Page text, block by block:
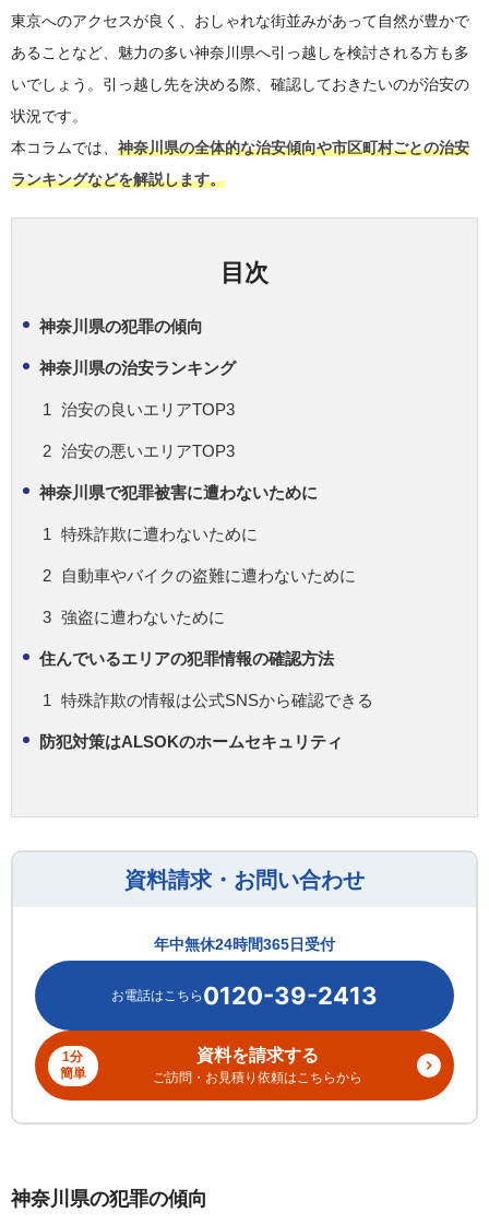
東京へのアクセスが良く、おしゃれな街並みがあって自然が豊かで
あることなど、魅力の多い神奈川県へ引っ越しを検討される方も多
いでしょう。引っ越し先を決める際、確認しておきたいのが治安の
状況です。
本コラムでは、 神奈川県の全体的な治安傾向や市区町村ごとの治安
ランキングなどを解説します。
目次
神奈川県の犯罪の傾向
神奈川県の治安ランキング
治安の良いエリアTOP3
治安の悪いエリアTOP3
神奈川県で犯罪被害に遭わないために
特殊詐欺に遭わないために
自動車やバイクの盗難に遭わないために
強盗に遭わないために
住んでいるエリアの犯罪情報の確認方法
特殊詐欺の情報は公式SNSから確認できる
防犯対策はALSOKのホームセキュリティ
資料請求・お問い合わせ
0120-39-2413
年中無休24時間365日受付
1分
簡単
資料を請求する
ご訪問・お見積り依頼はこちらから
神奈川県の犯罪の傾向